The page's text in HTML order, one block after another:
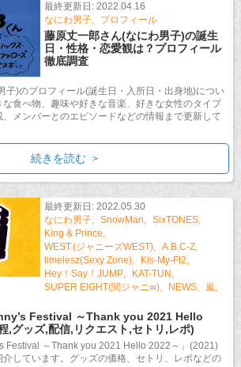
最終更新日: 2022.04.16
なにわ男子
プロフィール
藤原丈一郎さん(なにわ男子)の誕生
日・性格・恋愛観は？プロフィール
徹底調査
子)のプロフィール(誕生日・入所日・出身地)につい
食べ物、趣味や好きな音楽、好きな女性のタイプ
メンバーとのエピソードなどの情報まで更新して
続きを読む
最終更新日: 2022.05.30
なにわ男子
SnowMan
SixTONES
King & Prince
WEST.(ジャニーズWEST)
A.B.C-Z
timelesz(Sexy Zone)
Kis-My-Ft2
Hey！Say！JUMP
KAT-TUN
SUPER EIGHT(関ジャニ∞)
NEWS
嵐
Festival ～Thank you 2021 Hello
,グッズ,配信,リクエスト,セトリ,レポ)
Festival ～Thank you 2021 Hello 2022～」(2021)
しています。グッズの価格、セトリ、レポなどの